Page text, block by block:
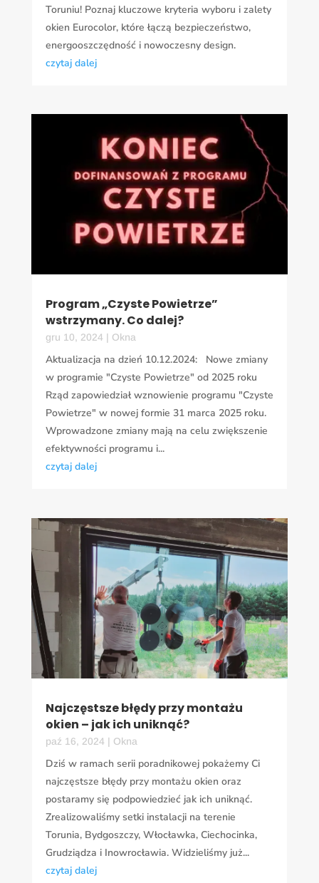
Toruniu! Poznaj kluczowe kryteria wyboru i zalety
okien Eurocolor, które łączą bezpieczeństwo,
energooszczędność i nowoczesny design.
czytaj dalej
Program „Czyste Powietrze”
wstrzymany. Co dalej?
gru 10, 2024 | Okna
Aktualizacja na dzień 10.12.2024: Nowe zmiany
w programie "Czyste Powietrze" od 2025 roku
Rząd zapowiedział wznowienie programu "Czyste
Powietrze" w nowej formie 31 marca 2025 roku.
Wprowadzone zmiany mają na celu zwiększenie
efektywności programu i...
czytaj dalej
Najczęstsze błędy przy montażu
okien – jak ich uniknąć?
paź 16, 2024 | Okna
Dziś w ramach serii poradnikowej pokażemy Ci
najczęstsze błędy przy montażu okien oraz
postaramy się podpowiedzieć jak ich uniknąć.
Zrealizowaliśmy setki instalacji na terenie
Torunia, Bydgoszczy, Włocławka, Ciechocinka,
Grudziądza i Inowrocławia. Widzieliśmy już...
czytaj dalej